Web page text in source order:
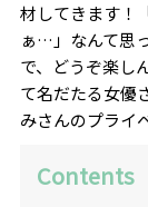
材してきます！
ぁ…」なんて思
で、どうぞ楽し
て名だたる女優
みさんのプライ
Contents